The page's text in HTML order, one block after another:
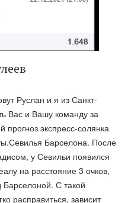
Руслан и я из Санкт-
Вас и Вашу команду за
экспресс-солянка
Барселона. После
у Севильи появился
на расстояние 3 очков,
С такой
расправиться, зависит